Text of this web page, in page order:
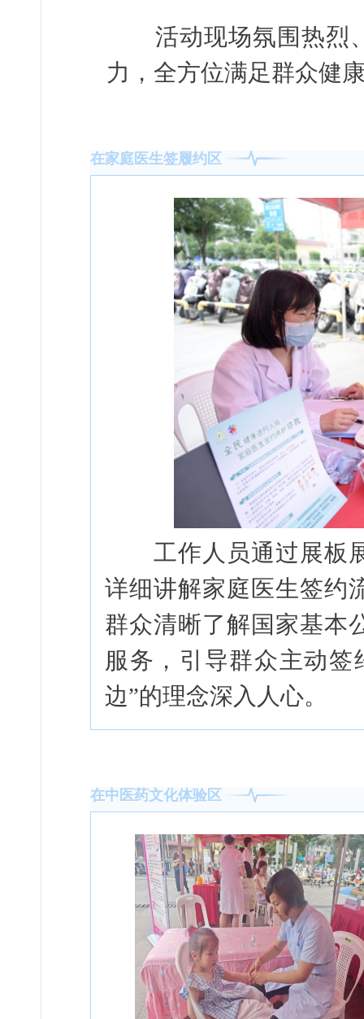
活动现场氛围热烈、
力，全方位满足群众健
在家庭医生签履约区
工作人员通过展板展
详细讲解家庭医生签约
群众清晰了解国家基本
服务，引导群众主动
边”的理念深入人心。
在中医药文化体验区